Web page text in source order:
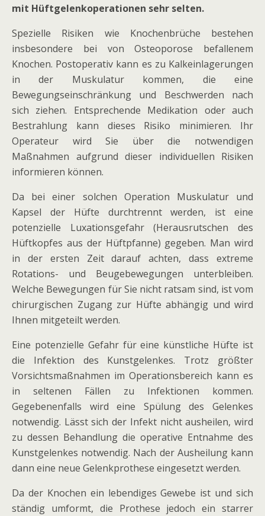
mit Hüftgelenkoperationen sehr selten.
Spezielle Risiken wie Knochenbrüche bestehen
insbesondere bei von Osteoporose befallenem
Knochen. Postoperativ kann es zu Kalkeinlagerungen
in der Muskulatur kommen, die eine
Bewegungseinschränkung und Beschwerden nach
sich ziehen. Entsprechende Medikation oder auch
Bestrahlung kann dieses Risiko minimieren. Ihr
Operateur wird Sie über die notwendigen
Maßnahmen aufgrund dieser individuellen Risiken
informieren können.
Da bei einer solchen Operation Muskulatur und
Kapsel der Hüfte durchtrennt werden, ist eine
potenzielle Luxationsgefahr (Herausrutschen des
Hüftkopfes aus der Hüftpfanne) gegeben. Man wird
in der ersten Zeit darauf achten, dass extreme
Rotations- und Beugebewegungen unterbleiben.
Welche Bewegungen für Sie nicht ratsam sind, ist vom
chirurgischen Zugang zur Hüfte abhängig und wird
Ihnen mitgeteilt werden.
Eine potenzielle Gefahr für eine künstliche Hüfte ist
die Infektion des Kunstgelenkes. Trotz größter
Vorsichtsmaßnahmen im Operationsbereich kann es
in seltenen Fällen zu Infektionen kommen.
Gegebenenfalls wird eine Spülung des Gelenkes
notwendig. Lässt sich der Infekt nicht ausheilen, wird
zu dessen Behandlung die operative Entnahme des
Kunstgelenkes notwendig. Nach der Ausheilung kann
dann eine neue Gelenkprothese eingesetzt werden.
Da der Knochen ein lebendiges Gewebe ist und sich
ständig umformt, die Prothese jedoch ein starrer